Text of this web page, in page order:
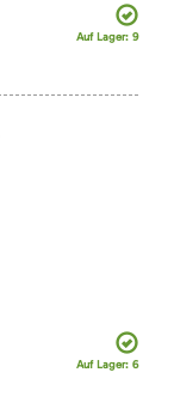
Auf Lager: 9
Auf Lager: 6